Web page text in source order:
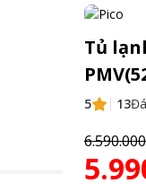
Tủ
5 13